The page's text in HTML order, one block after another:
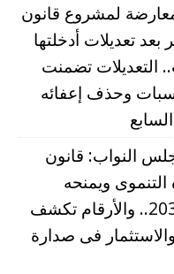
لمشروع قانون
تعديلات أدخلتها
التعديلات تضمنت
وحذف إعفائه
النواب: قانون
ويمنحه
استقلالية ومرونة لدعم رؤية 2030.. والأرقام تكشف
فى صدارة